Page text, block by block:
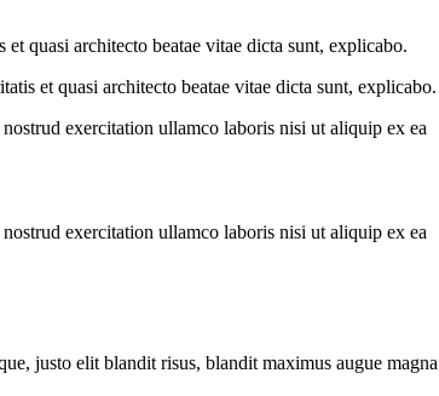
quasi architecto beatae vitae dicta sunt, explicabo.
et quasi architecto beatae vitae dicta sunt, explicabo.
exercitation ullamco laboris nisi ut aliquip ex ea
exercitation ullamco laboris nisi ut aliquip ex ea
justo elit blandit risus, blandit maximus augue magna